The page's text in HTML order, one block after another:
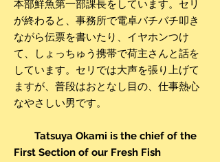
本部鮮魚第一部課長をしています。セリ
が終わると、事務所で電卓バチバチ叩き
ながら伝票を書いたり、イヤホンつけ
て 、
しょっちゅう携帯で荷主さんと話を
しています。セリでは大声を張り上げて
ますが、普段はおとなし 目の、仕事熱心
なやさしい男です。
Tatsuya Okami is the chief of the
First Section of our Fresh Fish